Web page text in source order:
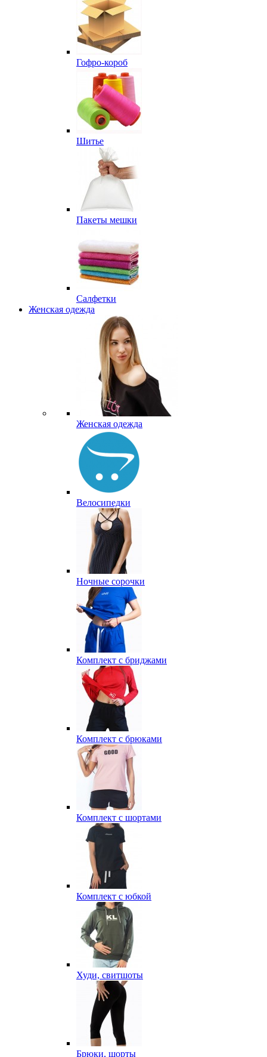
Гофро-короб
Шитье
Пакеты мешки
Салфетки
Женская одежда
Женская одежда
Велосипедки
Ночные сорочки
Комплект с бриджами
Комплект с брюками
Комплект с шортами
Комплект с юбкой
Худи, свитшоты
Брюки, шорты